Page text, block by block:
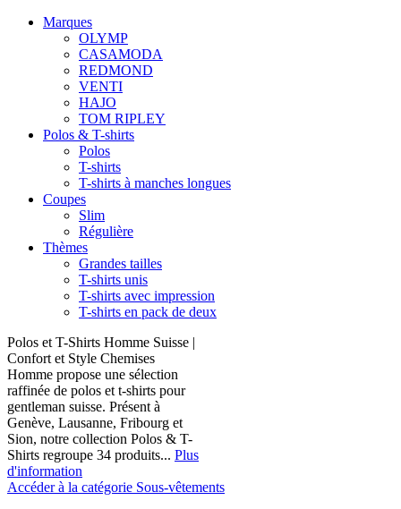
Marques
OLYMP
CASAMODA
REDMOND
VENTI
HAJO
TOM RIPLEY
Polos & T-shirts
Polos
T-shirts
T-shirts à manches longues
Coupes
Slim
Régulière
Thèmes
Grandes tailles
T-shirts unis
T-shirts avec impression
T-shirts en pack de deux
Polos et T-Shirts Homme Suisse |
Confort et Style Chemises
Homme propose une sélection
raffinée de polos et t-shirts pour
gentleman suisse. Présent à
Genève, Lausanne, Fribourg et
Sion, notre collection Polos & T-
Shirts regroupe 34 produits... Plus
d'information
Accéder à la catégorie Sous-vêtements